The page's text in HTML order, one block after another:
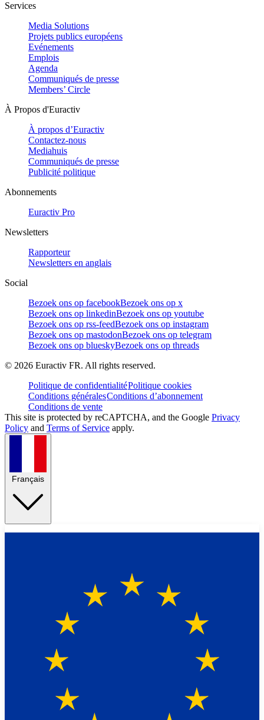
Services
Media Solutions
Projets publics européens
Evénements
Emplois
Agenda
Communiqués de presse
Members’ Circle
À Propos d'Euractiv
À propos d’Euractiv
Contactez-nous
Mediahuis
Communiqués de presse
Publicité politique
Abonnements
Euractiv Pro
Newsletters
Rapporteur
Newsletters en anglais
Social
Bezoek ons op facebookBezoek ons op x
Bezoek ons op linkedinBezoek ons op youtube
Bezoek ons op rss-feedBezoek ons op instagram
Bezoek ons op mastodonBezoek ons op telegram
Bezoek ons op blueskyBezoek ons op threads
© 2026 Euractiv FR. All rights reserved.
Politique de confidentialitéPolitique cookies
Conditions généralesConditions d’abonnement
Conditions de vente
This site is protected by reCAPTCHA, and the Google Privacy
Policy and Terms of Service apply.
Français